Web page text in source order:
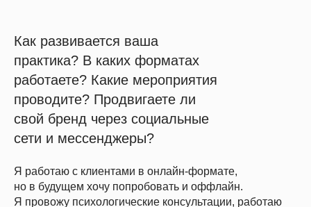
Как развивается ваша
практика? В каких форматах
работаете? Какие мероприятия
проводите? Продвигаете ли
свой бренд через социальные
сети и мессенджеры?
Я работаю с клиентами в онлайн-формате,
но в будущем хочу попробовать и оффлайн.
Я провожу психологические консультации, работаю